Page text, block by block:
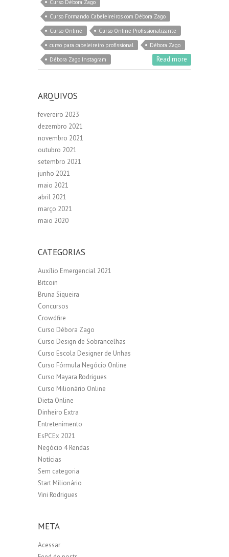
Curso Débora Zago
Curso Formando Cabeleireiros com Débora Zago
Curso Online
Curso Online Profissionalizante
curso para cabeleireiro profissional
Débora Zago
Débora Zago Instagram
Read more
ARQUIVOS
fevereiro 2023
dezembro 2021
novembro 2021
outubro 2021
setembro 2021
junho 2021
maio 2021
abril 2021
março 2021
maio 2020
CATEGORIAS
Auxílio Emergencial 2021
Bitcoin
Bruna Siqueira
Concursos
Crowdfire
Curso Débora Zago
Curso Design de Sobrancelhas
Curso Escola Designer de Unhas
Curso Fórmula Negócio Online
Curso Mayara Rodrigues
Curso Milionário Online
Dieta Online
Dinheiro Extra
Entretenimento
EsPCEx 2021
Negócio 4 Rendas
Notícias
Sem categoria
Start Milionário
Vini Rodrigues
META
Acessar